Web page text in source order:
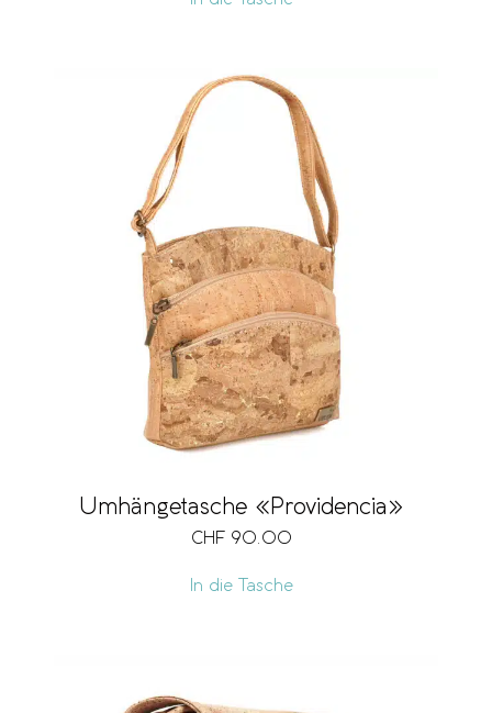
Umhängetasche «Providencia»
CHF 90.00
In die Tasche